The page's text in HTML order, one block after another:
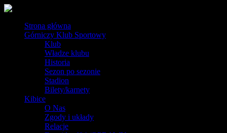
Strona główna
Górniczy Klub Sportowy
Klub
Władze klubu
Historia
Sezon po sezonie
Stadion
Bilety/karnety
Kibice
O Nas
Zgody i układy
Relacje